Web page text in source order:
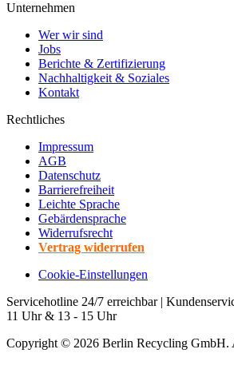
Unternehmen
Wer wir sind
Jobs
Berichte & Zertifizierung
Nachhaltigkeit & Soziales
Kontakt
Rechtliches
Impressum
AGB
Datenschutz
Barrierefreiheit
Leichte Sprache
Gebärdensprache
Widerrufsrecht
Vertrag widerrufen
Cookie-Einstellungen
Servicehotline 24/7 erreichbar |
11 Uhr & 13 - 15 Uhr
Copyright © 2026 Berlin Recycling GmbH.